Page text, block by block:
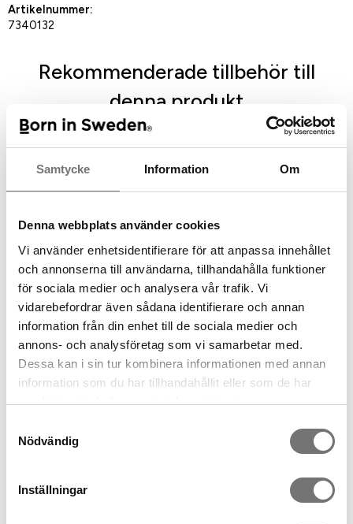
Samtycke Information Om
Denna webbplats använder cookies
Vi använder enhetsidentifierare för att anpassa innehållet
och annonserna till användarna, tillhandahålla funktioner
för sociala medier och analysera vår trafik. Vi
vidarebefordrar även sådana identifierare och annan
information från din enhet till de sociala medier och
annons- och analysföretag som vi samarbetar med.
Dessa kan i sin tur kombinera informationen med annan
information som du har tillhandahållit eller som de har
samlat in när du har använt deras tjänster.
Nödvändig
Inställningar
Artikelnummer:
7340132
Rekommenderade tillbehör till
denna produkt
249 kr 1 290 kr